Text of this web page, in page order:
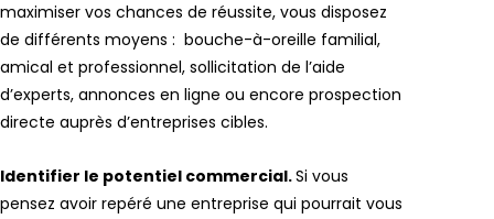
maximiser vos chances de réussite, vous disposez
de différents moyens : bouche-à-oreille familial,
amical et professionnel, sollicitation de l’aide
d’experts, annonces en ligne ou encore prospection
directe auprès d’entreprises cibles.
Identifier le potentiel commercial.Si vous
pensez avoir repéré une entreprise qui pourrait vous